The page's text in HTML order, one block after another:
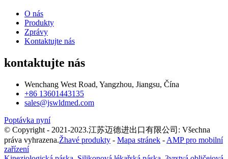
O nás
Produkty
Zprávy
Kontaktujte nás
kontaktujte nás
Wenchang West Road, Yangzhou, Jiangsu, Čína
+86 13601443135
sales@jswldmed.com
Poptávka nyní
© Copyright - 2021-2023.江苏迈德进出口有限公司: Všechna
práva vyhrazena.Žhavé produkty - Mapa stránek - AMP pro mobilní
zařízení